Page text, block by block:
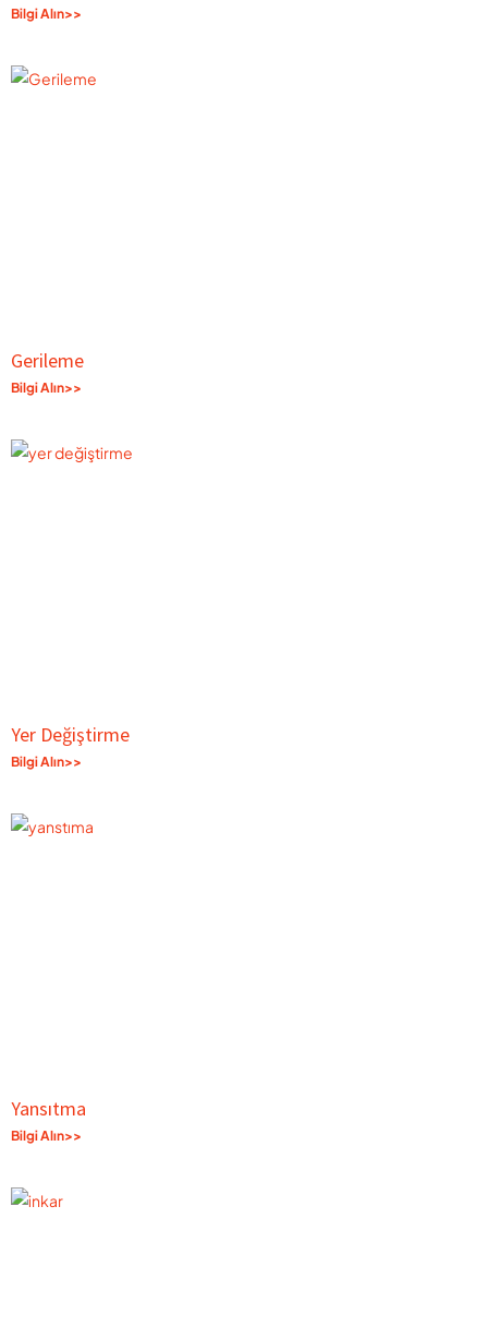
Bilgi Alın>>
Gerileme
Bilgi Alın>>
Yer Değiştirme
Bilgi Alın>>
Yansıtma
Bilgi Alın>>